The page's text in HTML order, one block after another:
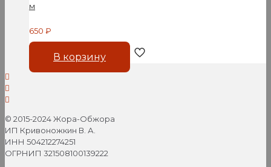
м
650 ₽
В корзину
© 2015-2024 Жора-Обжора
ИП Кривоножкин В. А.
ИНН 504212274251
ОГРНИП 321508100139222